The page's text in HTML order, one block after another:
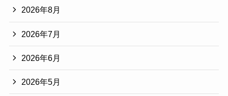
2026年8月
2026年7月
2026年6月
2026年5月